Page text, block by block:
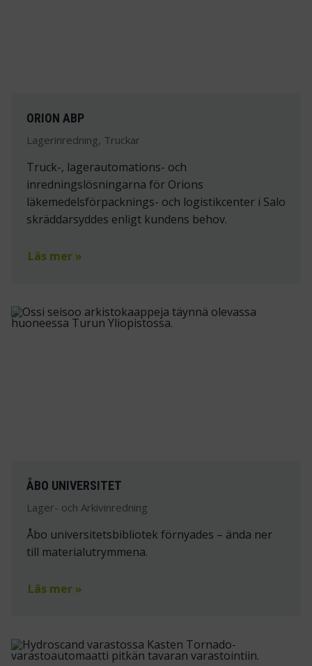
ORION ABP
Lagerinredning, Truckar
Truck-, lagerautomations- och
inredningslösningarna för Orions
läkemedelsförpacknings- och logistikcenter i Salo
skräddarsyddes enligt kundens behov.
Läs mer »
ÅBO UNIVERSITET
Lager- och Arkivinredning
Åbo universitetsbibliotek förnyades – ända ner
till materialutrymmena.
Läs mer »